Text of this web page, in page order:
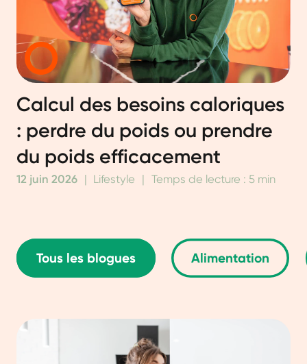
Calcul des besoins caloriques
: perdre du poids ou prendre
du poids efficacement
12 juin 2026 | Lifestyle | Temps de lecture : 5 min
Tous les blogues Alimentation